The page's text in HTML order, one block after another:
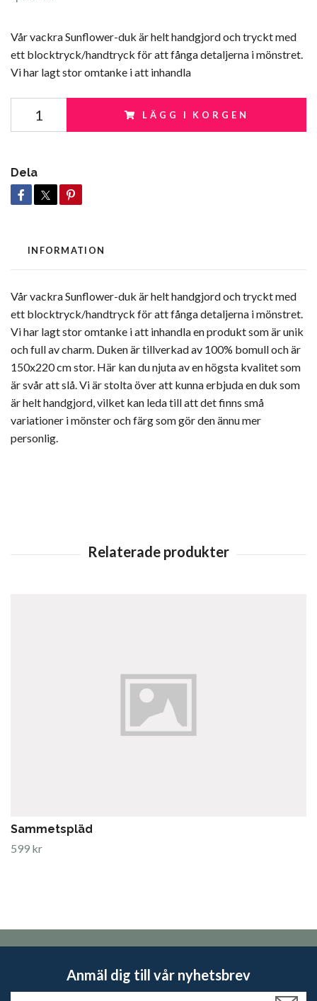
Vår vackra Sunflower-duk är helt handgjord och tryckt med
ett blocktryck/handtryck för att fånga detaljerna i mönstret.
Vi har lagt stor omtanke i att inhandla
LÄGG I KORGEN
Dela
INFORMATION
Vår vackra Sunflower-duk är helt handgjord och tryckt med
ett blocktryck/handtryck för att fånga detaljerna i mönstret.
Vi har lagt stor omtanke i att inhandla en produkt som är unik
och full av charm. Duken är tillverkad av 100% bomull och är
150x220 cm stor. Här kan du njuta av en högsta kvalitet som
är svår att slå. Vi är stolta över att kunna erbjuda en duk som
är helt handgjord, vilket kan leda till att det finns små
variationer i mönster och färg som gör den ännu mer
personlig.
Sammetspläd
599 kr
Anmäl dig till vår nyhetsbrev